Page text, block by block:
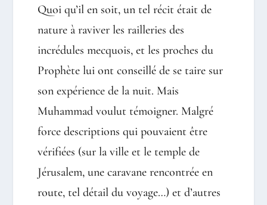
Quoi qu’il en soit, un tel récit était de
nature à raviver les railleries des
incrédules mecquois, et les proches du
Prophète lui ont conseillé de se taire sur
son expérience de la nuit. Mais
Muhammad voulut témoigner. Malgré
force descriptions qui pouvaient être
vérifiées (sur la ville et le temple de
Jérusalem, une caravane rencontrée en
route, tel détail du voyage…) et d’autres